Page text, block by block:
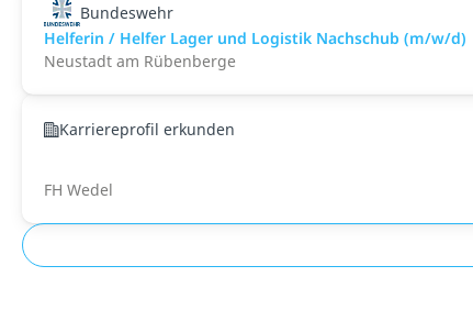
Bundeswehr
Helferin / Helfer Lager und Logistik Nachschub (m/w/d)
Neustadt am Rübenberge
Karriereprofil erkunden
FH Wedel